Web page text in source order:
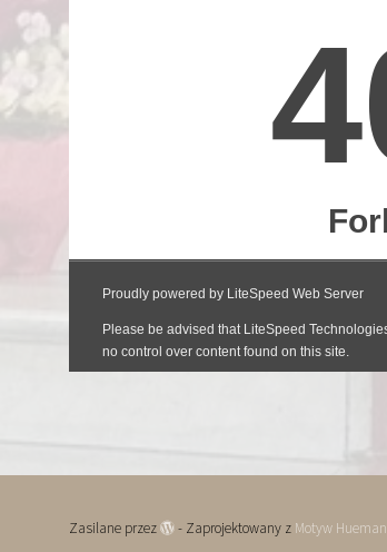
Zasilane przez - Zaprojektowany z Motyw Hueman